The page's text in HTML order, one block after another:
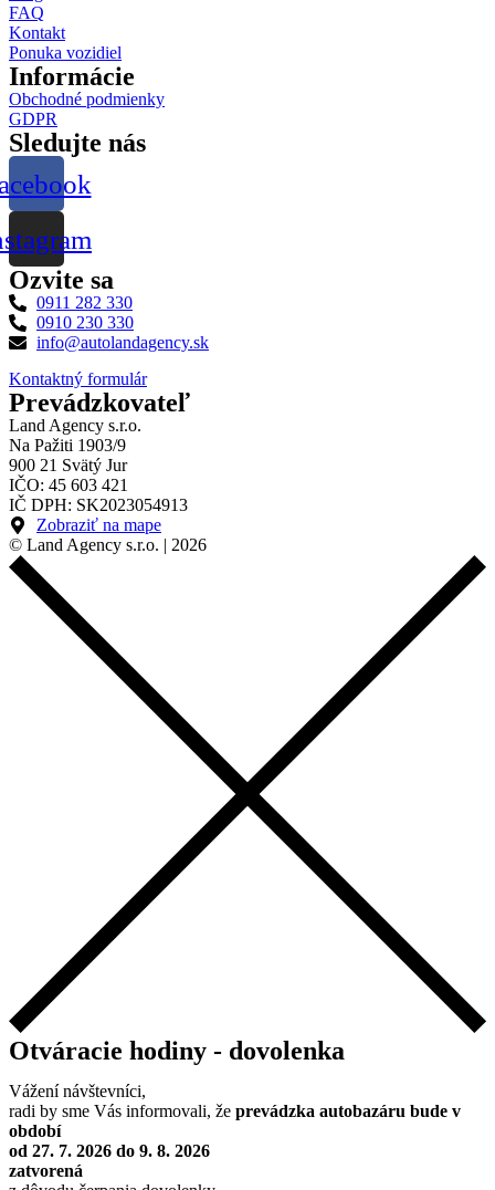
FAQ
Kontakt
Ponuka vozidiel
Informácie
Obchodné podmienky
GDPR
Sledujte nás
Ozvite sa
0911 282 330
0910 230 330
info@autolandagency.sk
Kontaktný formulár
Prevádzkovateľ
Land Agency s.r.o.
Na Pažiti 1903/9
900 21 Svätý Jur
IČO: 45 603 421
IČ DPH: SK2023054913
Zobraziť na mape
© Land Agency s.r.o. | 2026
Otváracie hodiny - dovolenka
Vážení návštevníci,
radi by sme Vás informovali, že prevádzka autobazáru bude v
období
od 27. 7. 2026 do 9. 8. 2026
zatvorená